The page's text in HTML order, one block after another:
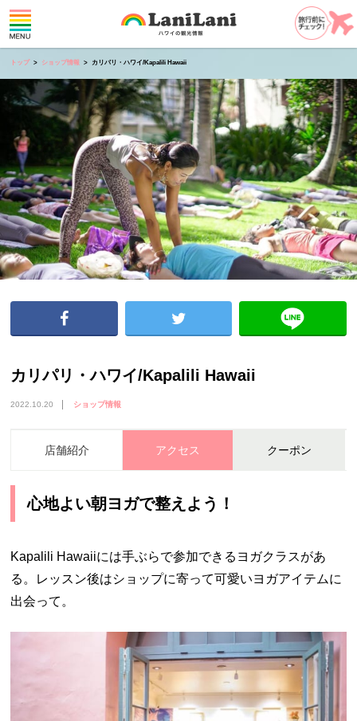
トップ ショップ情報 カリパリ・ハワイ/Kapalili Hawaii
カリパリ・ハワイ/Kapalili Hawaii
2022.10.20 ショップ情報
店舗紹介 アクセス クーポン
心地よい朝ヨガで整えよう！
Kapalili Hawaiiには手ぶらで参加できるヨガクラスがあ
る。レッスン後はショップに寄って可愛いヨガアイテムに
出会って。